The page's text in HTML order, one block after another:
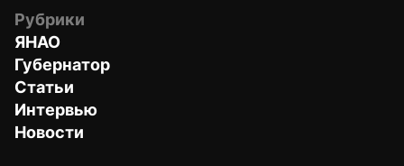
Рубрики
ЯНАО
Губернатор
Статьи
Интервью
Новости